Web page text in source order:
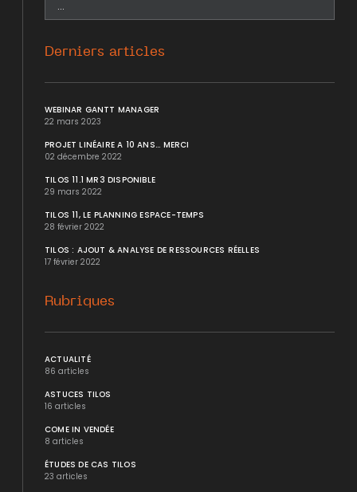
Derniers articles
WEBINAR GANTT MANAGER
22 mars 2023
PROJET LINÉAIRE A 10 ANS... MERCI
02 décembre 2022
TILOS 11.1 MR3 DISPONIBLE
29 mars 2022
TILOS 11, LE PLANNING ESPACE-TEMPS
28 février 2022
TILOS : AJOUT & ANALYSE DE RESSOURCES RÉELLES
17 février 2022
Rubriques
ACTUALITÉ
86 articles
ASTUCES TILOS
16 articles
COME IN VENDÉE
8 articles
ÉTUDES DE CAS TILOS
23 articles